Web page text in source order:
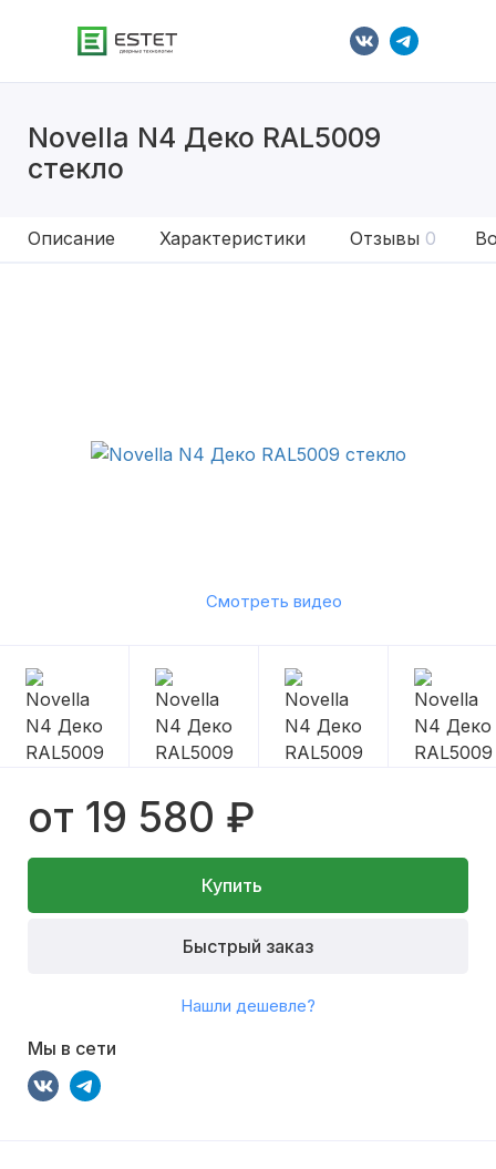
Novella N4 Деко RAL5009
стекло
Описание Характеристики Отзывы 0
Смотреть видео
от 19 580 ₽
Купить
Быстрый заказ
Нашли дешевле?
Мы в сети